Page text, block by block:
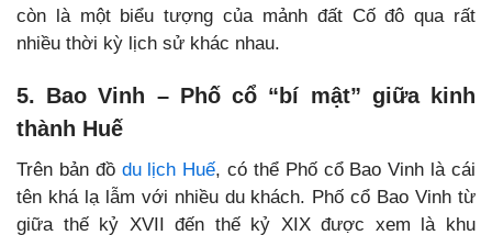
còn là một biểu tượng của mảnh đất Cố đô qua rất
nhiều thời kỳ lịch sử khác nhau.
5. Bao Vinh – Phố cổ “bí mật” giữa kinh
thành Huế
Trên bản đồ du lịch Huế, có thể Phố cổ Bao Vinh là cái
tên khá lạ lẫm với nhiều du khách. Phố cổ Bao Vinh từ
giữa thế kỷ XVII đến thế kỷ XIX được xem là khu